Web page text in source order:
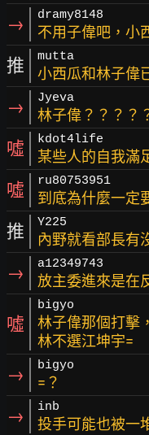
→ dramy8148
不用子偉吧，小
推 mutta
小西瓜和林子偉
→ Jyeva
林子偉？？？？
噓 kdot4life
某些人的自我滿
噓 ru80753951
到底為什麼一定
推 Y225
內野就看部長有
→ a12349743
放主委進來是在
噓
bigyo
林子偉那個打擊
林不選江坤宇=
→ bigyo
=？
→ inb
投手可能也被一